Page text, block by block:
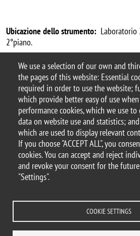
We use a selection of our own and
the pages of this website: Essential
required in order to use the website;
which provide better easy of use
performance cookies, which we use
data on website use and statistics;
which are used to display relevant
If you choose "ACCEPT ALL", you
cookies. You can accept and reject
and revoke your consent for the
"Settings".
COOKIE SETTINGS
Ubicazione dello strumento: Laboratorio
2°piano.
Per informazioni:Stefano Busti,
6448 4010
Tariffario 2024 - LID1_LID di Modelli
Avanzati_v4_1
© 2025 University of
Piazza dell'Ateneo
PEC address: